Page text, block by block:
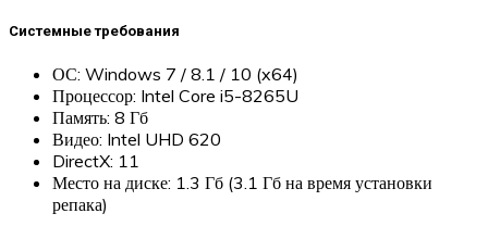
Системные требования
ОС: Windows 7 / 8.1 / 10 (x64)
Процессор: Intel Core i5-8265U
Память: 8 Гб
Видео: Intel UHD 620
DirectX: 11
Место на диске: 1.3 Гб (3.1 Гб на время установки
репака)